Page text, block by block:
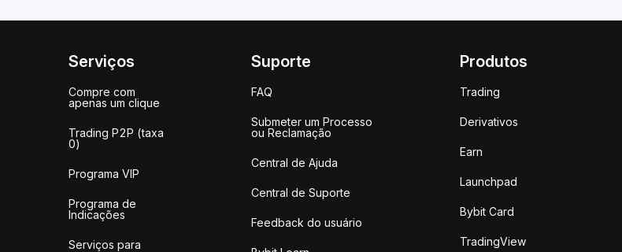
Serviços
Compre com
apenas um clique
Trading P2P (taxa
0)
Programa VIP
Programa de
Indicações
Serviços para
Suporte
FAQ
Submeter um Processo
ou Reclamação
Central de Ajuda
Central de Suporte
Feedback do usuário
Produtos
Trading
Derivativos
Earn
Launchpad
Bybit Card
TradingView